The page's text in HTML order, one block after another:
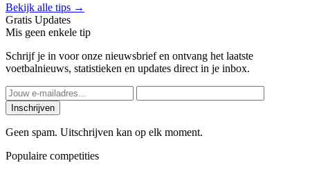
Bekijk alle tips →
Gratis Updates
Mis geen enkele tip
Schrijf je in voor onze nieuwsbrief en ontvang het laatste
voetbalnieuws, statistieken en updates direct in je inbox.
Inschrijven
Geen spam. Uitschrijven kan op elk moment.
Populaire competities